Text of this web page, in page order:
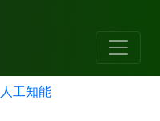
人工知能